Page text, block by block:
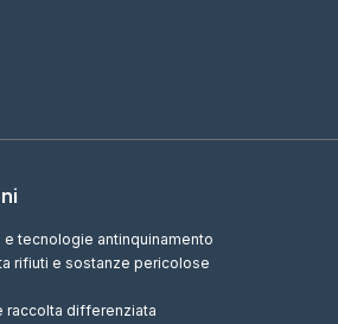
tecnologie antinquinamento
rifiuti e sostanze pericolose
raccolta differenziata